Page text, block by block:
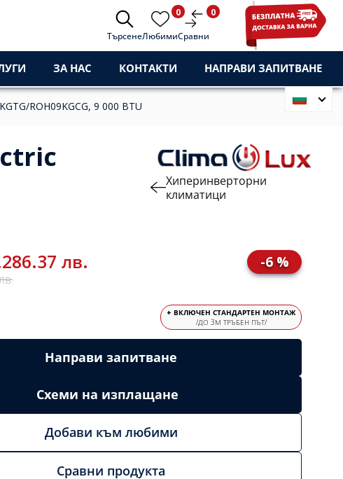
ТърсенеЛюбими
0
Сравни
0
ЗА НАС КОНТАКТИ НАПРАВИ ЗАПИТВАНЕ
ROH09KGCG, 9 000 BTU
Хиперинверторни
климатици
лв. -6 %
+ ВКЛЮЧЕН СТАНДАРТЕН МОНТАЖ
/ДО 3М ТРЪБЕН ПЪТ/
Направи запитване
Схеми на изплащане
Добави към любими
Сравни продукта